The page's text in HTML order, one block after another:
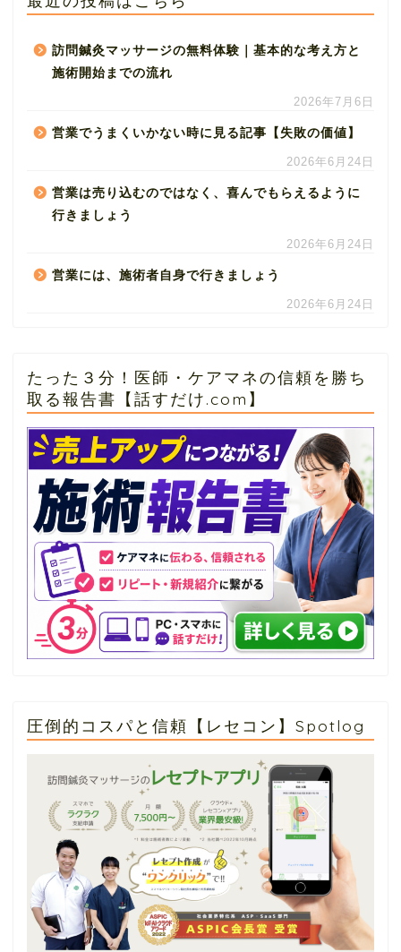
訪問鍼灸マッサージの無料体験｜基本的な考え方と
施術開始までの流れ
2026年7月6日
営業でうまくいかない時に見る記事【失敗の価値】
2026年6月24日
営業は売り込むのではなく、喜んでもらえるように
行きましょう
2026年6月24日
営業には、施術者自身で行きましょう
2026年6月24日
たった３分！医師・ケアマネの信頼を勝ち
取る報告書【話すだけ.com】
圧倒的コスパと信頼【レセコン】Spotlog